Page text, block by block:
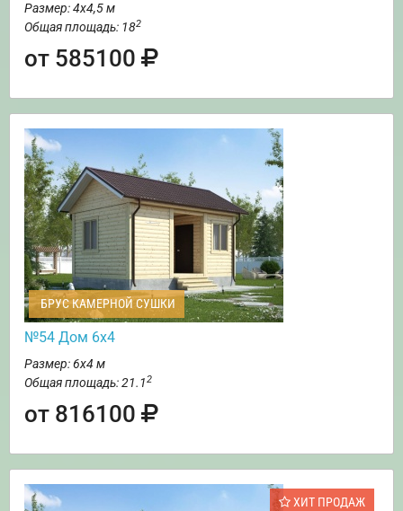
Размер: 4х4,5 м
Общая площадь: 182
от 585100
БРУС КАМЕРНОЙ СУШКИ
№54 Дом 6х4
Размер: 6х4 м
Общая площадь: 21.12
от 816100
ХИТ ПРОДАЖ